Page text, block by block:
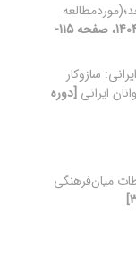
[دوره 26، شماره 70، 1404، صفحه 115-
سازوکار
ایرانی [دوره
میان‌فرهنگی